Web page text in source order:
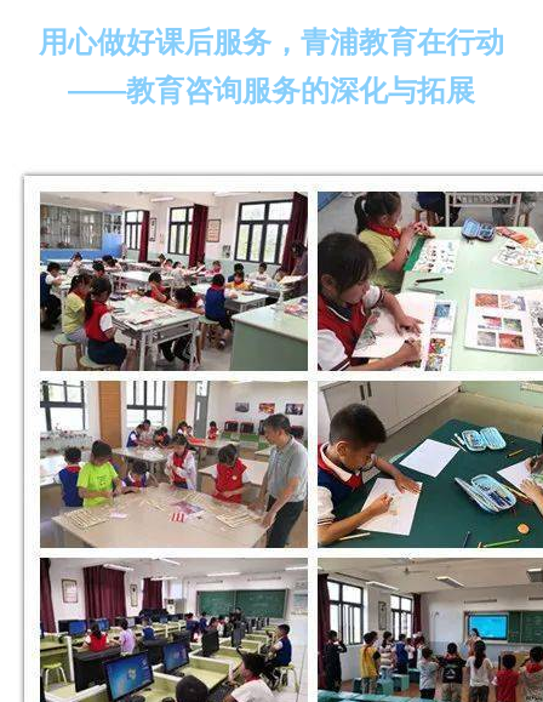
用心做好课后服务，青浦教育在行动
——教育咨询服务的深化与拓展